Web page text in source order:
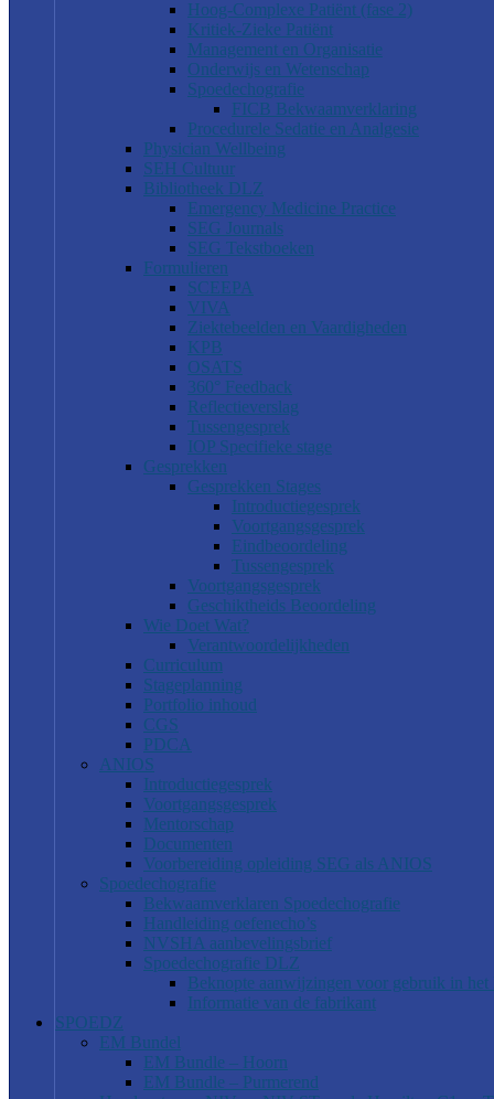
Hoog-Complexe Patiënt (fase 2)
Kritiek-Zieke Patiënt
Management en Organisatie
Onderwijs en Wetenschap
Spoedechografie
FICB Bekwaamverklaring
Procedurele Sedatie en Analgesie
Physician Wellbeing
SEH Cultuur
Bibliotheek DLZ
Emergency Medicine Practice
SEG Journals
SEG Tekstboeken
Formulieren
SCEEPA
VIVA
Ziektebeelden en Vaardigheden
KPB
OSATS
360° Feedback
Reflectieverslag
Tussengesprek
IOP Specifieke stage
Gesprekken
Gesprekken Stages
Introductiegesprek
Voortgangsgesprek
Eindbeoordeling
Tussengesprek
Voortgangsgesprek
Geschiktheids Beoordeling
Wie Doet Wat?
Verantwoordelijkheden
Curriculum
Stageplanning
Portfolio inhoud
CGS
PDCA
ANIOS
Introductiegesprek
Voortgangsgesprek
Mentorschap
Documenten
Voorbereiding opleiding SEG als ANIOS
Spoedechografie
Bekwaamverklaren Spoedechografie
Handleiding oefenecho’s
NVSHA aanbevelingsbrief
Spoedechografie DLZ
Beknopte aanwijzingen voor gebruik in
Informatie van de fabrikant
SPOEDZ
EM Bundel
EM Bundle – Hoorn
EM Bundle – Purmerend